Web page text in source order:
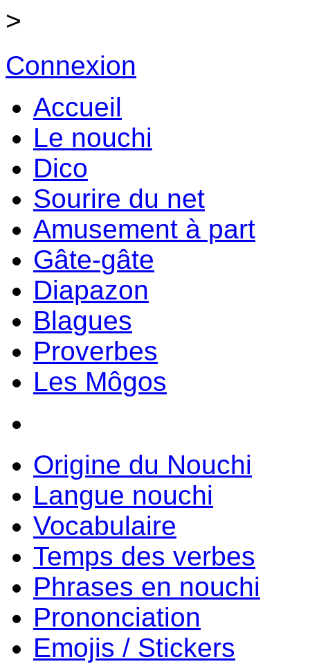
>
Connexion
Accueil
Le nouchi
Dico
Sourire du net
Amusement à part
Gâte-gâte
Diapazon
Blagues
Proverbes
Les Môgos
Origine du Nouchi
Langue nouchi
Vocabulaire
Temps des verbes
Phrases en nouchi
Prononciation
Emojis / Stickers